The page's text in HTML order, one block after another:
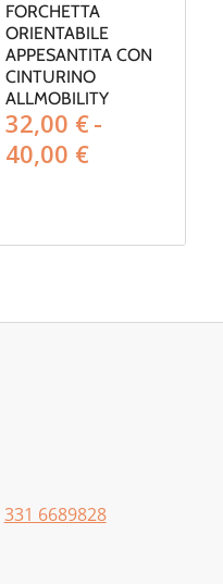
FORCHETTA
ORIENTABILE
APPESANTITA CON
CINTURINO
ALLMOBILITY
32,00 €-
40,00 €Fascia
32,00 €
331 6689828